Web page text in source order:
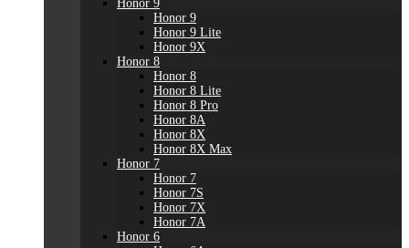
Honor 9
Honor 9
Honor 9 Lite
Honor 9X
Honor 8
Honor 8
Honor 8 Lite
Honor 8 Pro
Honor 8A
Honor 8X
Honor 8X Max
Honor 7
Honor 7
Honor 7S
Honor 7X
Honor 7A
Honor 6